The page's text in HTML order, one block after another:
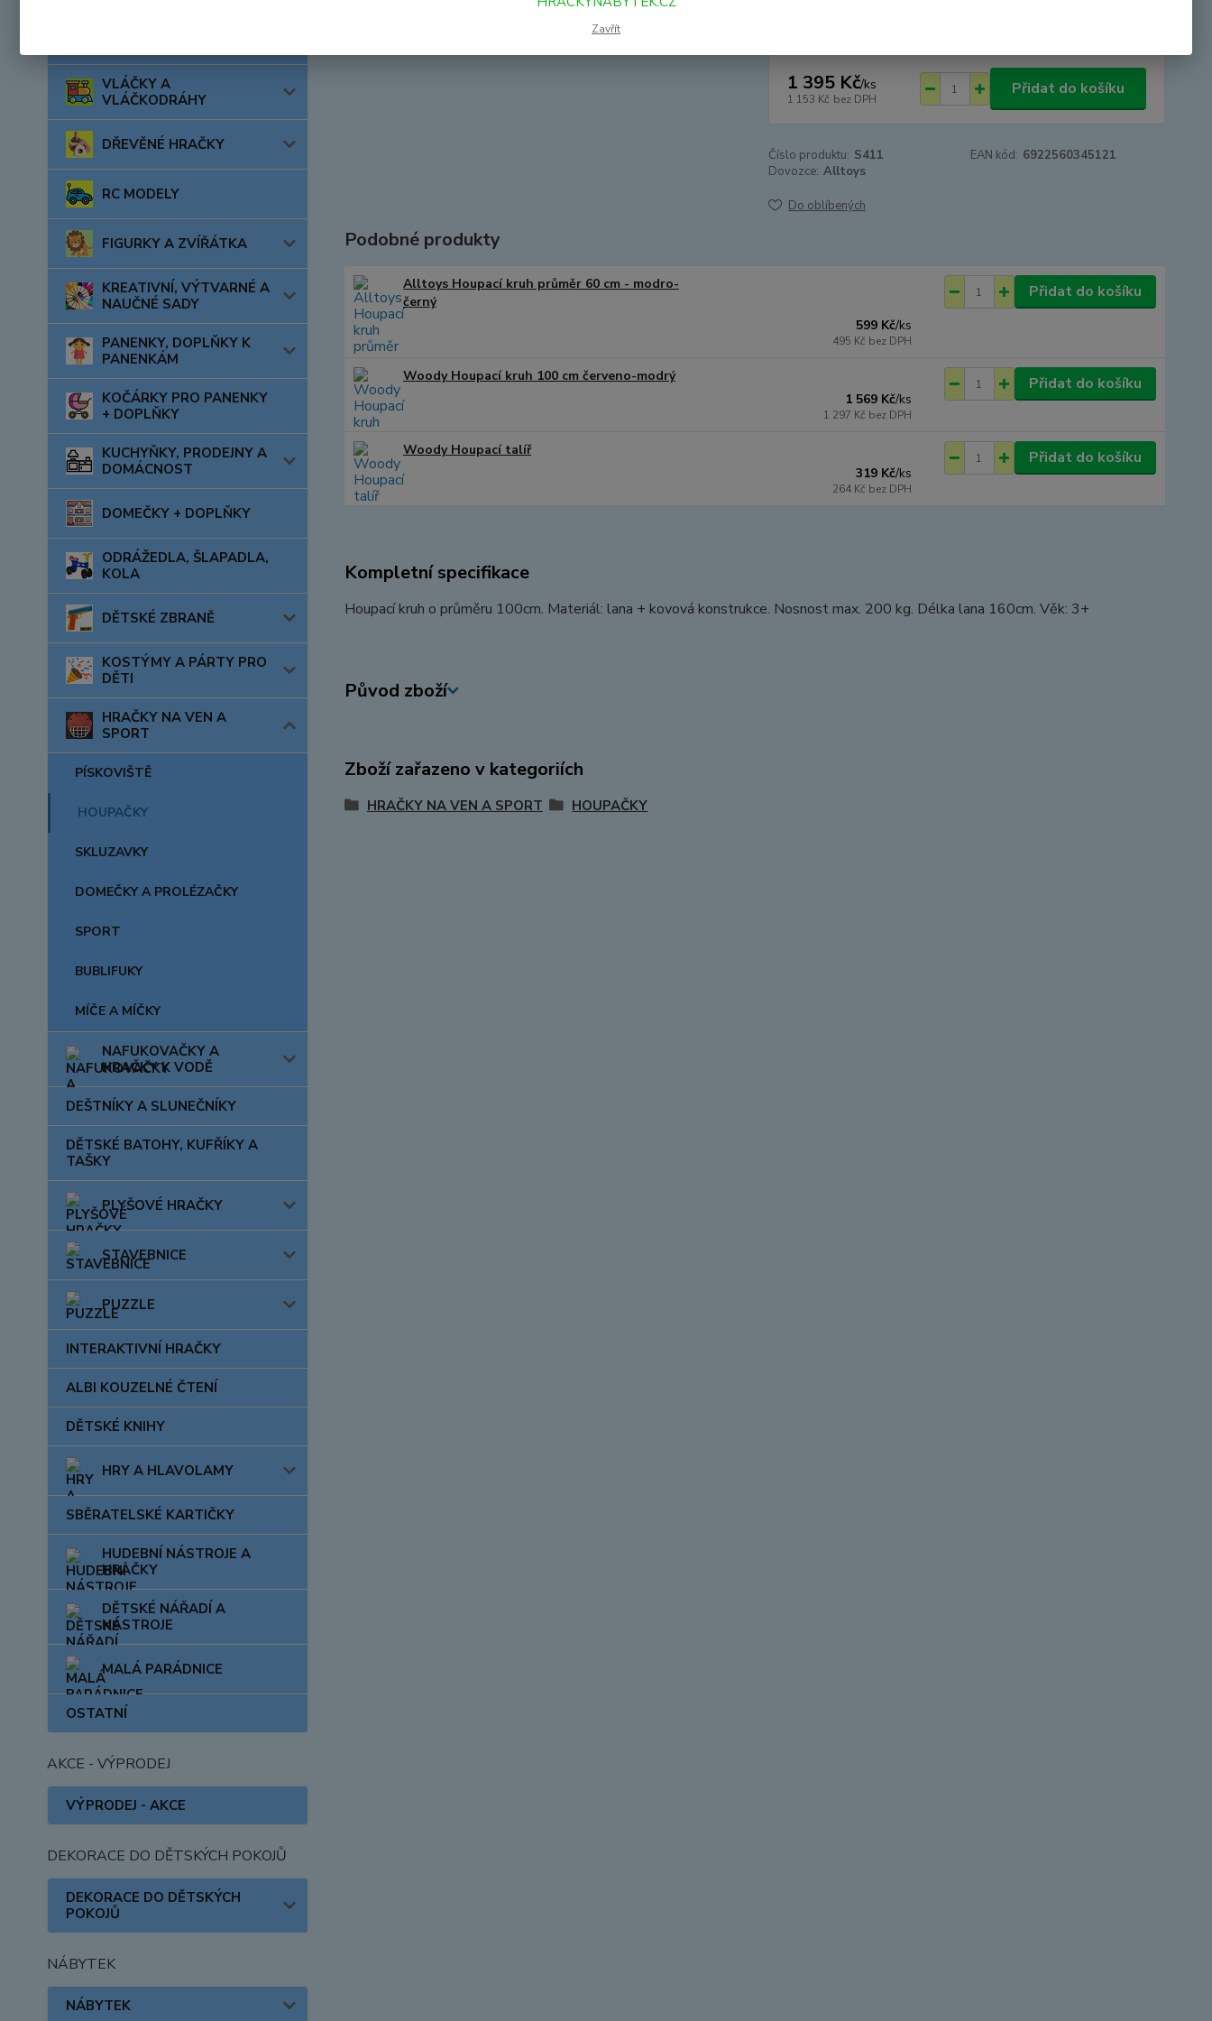
VLÁČKY A
VLÁČKODRÁHY
DŘEVĚNÉ HRAČKY
RC MODELY
FIGURKY A ZVÍŘÁTKA
KREATIVNÍ, VÝTVARNÉ A
NAUČNÉ SADY
PANENKY, DOPLŇKY K
PANENKÁM
KOČÁRKY PRO PANENKY
+ DOPLŇKY
KUCHYŇKY, PRODEJNY A
DOMÁCNOST
DOMEČKY + DOPLŇKY
ODRÁŽEDLA, ŠLAPADLA,
KOLA
DĚTSKÉ ZBRANĚ
KOSTÝMY A PÁRTY PRO
DĚTI
HRAČKY NA VEN A
SPORT
PÍSKOVIŠTĚ
HOUPAČKY
SKLUZAVKY
DOMEČKY A PROLÉZAČKY
SPORT
BUBLIFUKY
MÍČE A MÍČKY
NAFUKOVAČKY A
HRAČKY K VODĚ
DEŠTNÍKY A SLUNEČNÍKY
DĚTSKÉ BATOHY, KUFŘÍKY A
TAŠKY
PLYŠOVÉ HRAČKY
STAVEBNICE
PUZZLE
INTERAKTIVNÍ HRAČKY
ALBI KOUZELNÉ ČTENÍ
DĚTSKÉ KNIHY
HRY A HLAVOLAMY
SBĚRATELSKÉ KARTIČKY
HUDEBNÍ NÁSTROJE A
HRAČKY
DĚTSKÉ NÁŘADÍ A
NÁSTROJE
MALÁ PARÁDNICE
OSTATNÍ
AKCE - VÝPRODEJ
VÝPRODEJ - AKCE
DEKORACE DO DĚTSKÝCH POKOJŮ
DEKORACE DO DĚTSKÝCH
POKOJŮ
NÁBYTEK
NÁBYTEK
1 395 Kč/ks
1 153 Kč bez DPH
Přidat do košíku
Číslo produktu: S411 EAN kód: 6922560345121
Dovozce: Alltoys
Do oblíbených
Podobné produkty
Alltoys Houpací kruh průměr 60 cm - modro-
černý
599 Kč/ks
495 Kč bez DPH
Přidat do košíku
Woody Houpací kruh 100 cm červeno-modrý
1 569 Kč/ks
1 297 Kč bez DPH
Přidat do košíku
Woody Houpací talíř
319 Kč/ks
264 Kč bez DPH
Přidat do košíku
Kompletní specifikace
Houpací kruh o průměru 100cm. Materiál: lana + kovová konstrukce. Nosnost max. 200 kg. Délka lana 160cm. Věk: 3+
Původ zboží
Zboží zařazeno v kategoriích
HRAČKY NA VEN A SPORT HOUPAČKY
Zavřít